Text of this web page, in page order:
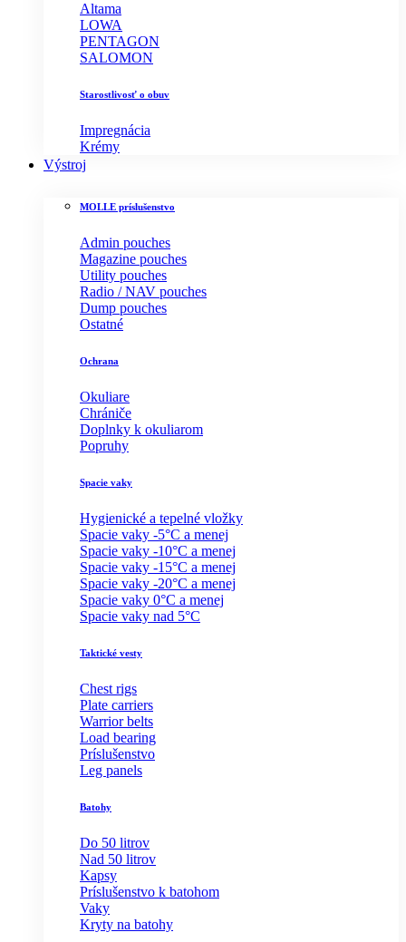
Altama
LOWA
PENTAGON
SALOMON
Starostlivosť o obuv
Impregnácia
Krémy
Výstroj
MOLLE príslušenstvo
Admin pouches
Magazine pouches
Utility pouches
Radio / NAV pouches
Dump pouches
Ostatné
Ochrana
Okuliare
Chrániče
Doplnky k okuliarom
Popruhy
Spacie vaky
Hygienické a tepelné vložky
Spacie vaky -5°C a menej
Spacie vaky -10°C a menej
Spacie vaky -15°C a menej
Spacie vaky -20°C a menej
Spacie vaky 0°C a menej
Spacie vaky nad 5°C
Taktické vesty
Chest rigs
Plate carriers
Warrior belts
Load bearing
Príslušenstvo
Leg panels
Batohy
Do 50 litrov
Nad 50 litrov
Kapsy
Príslušenstvo k batohom
Vaky
Kryty na batohy